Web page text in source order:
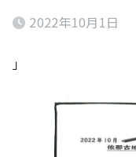
2022年10月1日
」